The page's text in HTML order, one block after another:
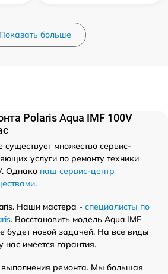
Показать больше
Polaris Aqua IMF 100V
множество сервис-
услуги по ремонту техники
Однако наш сервис-центр
.
Наши мастера - специалисты по
. Восстановить модель Aqua IMF
будет новой задачей. На все виды
имеется гарантия.
ремонта. Мы большая